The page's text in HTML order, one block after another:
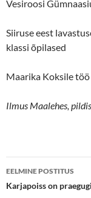
Vesiroosi
Siiruse eest
klassi õpilased
Maarika Koksile
Ilmus Maalehes,
Postituste
töölaud
EELMINE POSTITUS
Karjapoiss on